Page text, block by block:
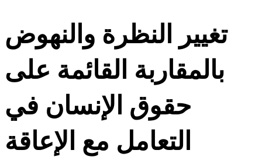
تغيير النظرة والنهوض
بالمقاربة القائمة على
حقوق الإنسان في
التعامل مع الإعاقة